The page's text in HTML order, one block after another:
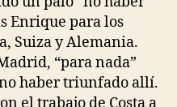
Enrique para los
Suiza y Alemania.
“para nada”
haber triunfado allí.
el trabajo de Costa a